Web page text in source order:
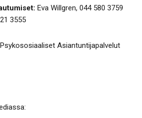
Eva Willgren, 044 580 3759
3555
Asiantuntijapalvelut